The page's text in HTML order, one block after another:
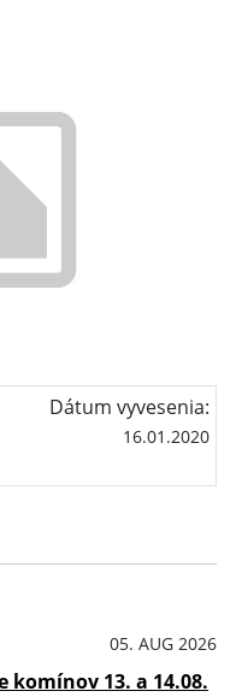
Dátum vyvesenia:
16.01.2020
05. AUG 2026
komínov 13. a 14.08.